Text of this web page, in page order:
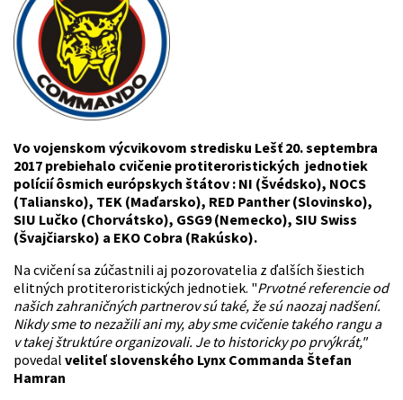
Vo vojenskom výcvikovom stredisku Lešť 20. septembra
2017 prebiehalo cvičenie protiteroristických jednotiek
polícií ôsmich európskych štátov : NI (Švédsko), NOCS
(Taliansko), TEK (Maďarsko), RED Panther (Slovinsko),
SIU Lučko (Chorvátsko), GSG9 (Nemecko), SIU Swiss
(Švajčiarsko) a EKO Cobra (Rakúsko).
Na cvičení sa zúčastnili aj pozorovatelia z ďalších šiestich
elitných protiteroristických jednotiek. "Prvotné referencie od
našich zahraničných partnerov sú také, že sú naozaj nadšení.
Nikdy sme to nezažili ani my, aby sme cvičenie takého rangu a
v takej štruktúre organizovali. Je to historicky po prvýkrát,"
povedal veliteľ slovenského Lynx Commanda Štefan
Hamran